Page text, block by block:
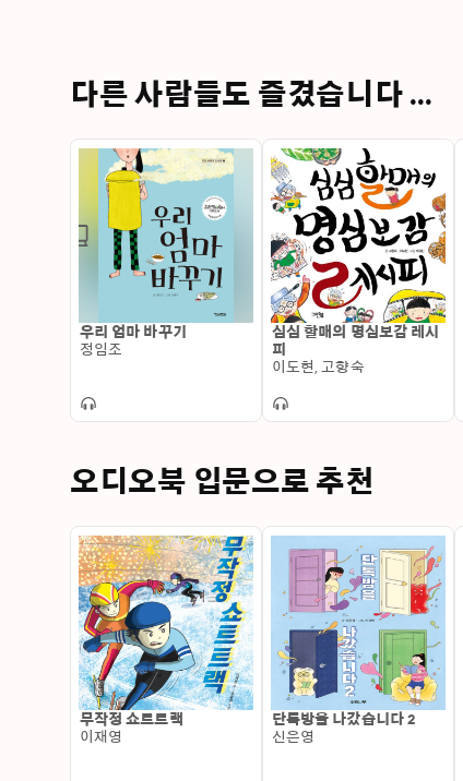
다른 사람들도 즐겼습니다 ...
우리 엄마 바꾸기
정임조
심심 할매의 명심보감 레시
피
이도현, 고향숙
오디오북 입문으로 추천
무작정 쇼트트랙
이재영
단톡방을 나갔습니다 2
신은영